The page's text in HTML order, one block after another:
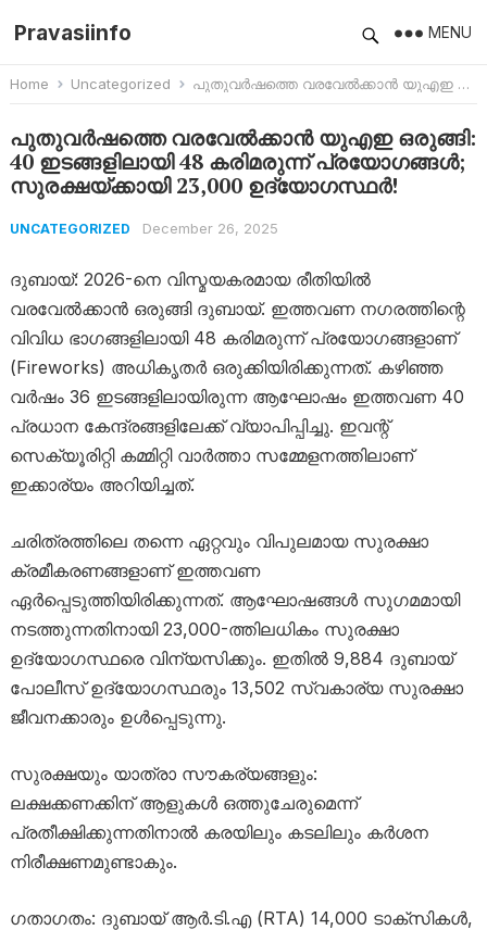
Pravasiinfo MENU
Home Uncategorized പുതുവർഷത്തെ വരവേൽക്കാൻ യുഎഇ ഒരുങ്ങി: 40 ഇടങ്ങളിലായി 48 കരിമരുന്ന് പ്രയോഗങ്ങൾ; സുരക്ഷയ്ക്കായി 23,000 ഉദ്യോഗസ്ഥർ!
പുതുവർഷത്തെ വരവേൽക്കാൻ യുഎഇ ഒരുങ്ങി:
40 ഇടങ്ങളിലായി 48 കരിമരുന്ന് പ്രയോഗങ്ങൾ;
സുരക്ഷയ്ക്കായി 23,000 ഉദ്യോഗസ്ഥർ!
UNCATEGORIZED December 26, 2025
ദുബായ്: 2026-നെ വിസ്മയകരമായ രീതിയിൽ
വരവേൽക്കാൻ ഒരുങ്ങി ദുബായ്. ഇത്തവണ നഗരത്തിന്റെ
വിവിധ ഭാഗങ്ങളിലായി 48 കരിമരുന്ന് പ്രയോഗങ്ങളാണ്
(Fireworks) അധികൃതർ ഒരുക്കിയിരിക്കുന്നത്. കഴിഞ്ഞ
വർഷം 36 ഇടങ്ങളിലായിരുന്ന ആഘോഷം ഇത്തവണ 40
പ്രധാന കേന്ദ്രങ്ങളിലേക്ക് വ്യാപിപ്പിച്ചു. ഇവന്റ്
സെക്യൂരിറ്റി കമ്മിറ്റി വാർത്താ സമ്മേളനത്തിലാണ്
ഇക്കാര്യം അറിയിച്ചത്.
ചരിത്രത്തിലെ തന്നെ ഏറ്റവും വിപുലമായ സുരക്ഷാ
ക്രമീകരണങ്ങളാണ് ഇത്തവണ
ഏർപ്പെടുത്തിയിരിക്കുന്നത്. ആഘോഷങ്ങൾ സുഗമമായി
നടത്തുന്നതിനായി 23,000-ത്തിലധികം സുരക്ഷാ
ഉദ്യോഗസ്ഥരെ വിന്യസിക്കും. ഇതിൽ 9,884 ദുബായ്
പോലീസ് ഉദ്യോഗസ്ഥരും 13,502 സ്വകാര്യ സുരക്ഷാ
ജീവനക്കാരും ഉൾപ്പെടുന്നു.
സുരക്ഷയും യാത്രാ സൗകര്യങ്ങളും:
ലക്ഷക്കണക്കിന് ആളുകൾ ഒത്തുചേരുമെന്ന്
പ്രതീക്ഷിക്കുന്നതിനാൽ കരയിലും കടലിലും കർശന
നിരീക്ഷണമുണ്ടാകും.
ഗതാഗതം: ദുബായ് ആർ.ടി.എ (RTA) 14,000 ടാക്സികൾ,